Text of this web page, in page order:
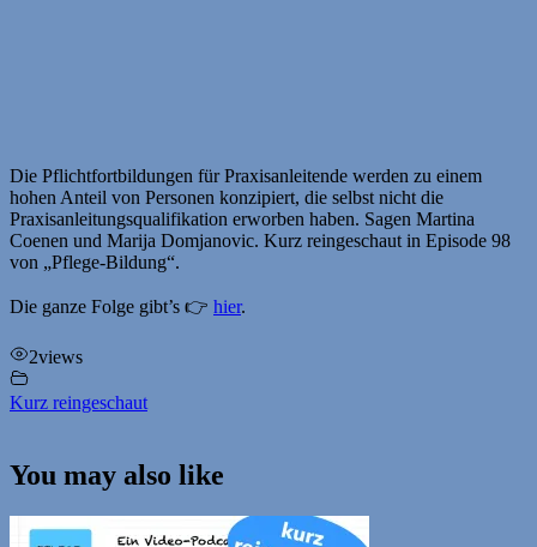
Die Pflichtfortbildungen für Praxisanleitende werden zu einem
hohen Anteil von Personen konzipiert, die selbst nicht die
Praxisanleitungsqualifikation erworben haben. Sagen Martina
Coenen und Marija Domjanovic. Kurz reingeschaut in Episode 98
von „Pflege-Bildung“.
Die ganze Folge gibt’s 👉 hier.
2views
Kurz reingeschaut
You may also like